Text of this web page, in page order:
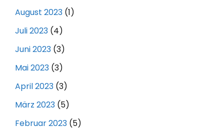
August 2023 (1)
Juli 2023 (4)
Juni 2023 (3)
Mai 2023 (3)
April 2023 (3)
März 2023 (5)
Februar 2023 (5)